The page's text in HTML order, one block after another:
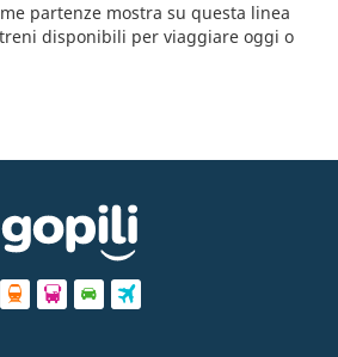
partenze mostra su questa linea
disponibili per viaggiare oggi o